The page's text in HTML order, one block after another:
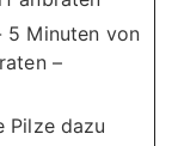
5 Minuten von
–
Pilze dazu